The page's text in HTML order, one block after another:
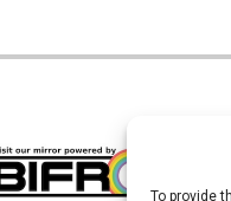
To provide